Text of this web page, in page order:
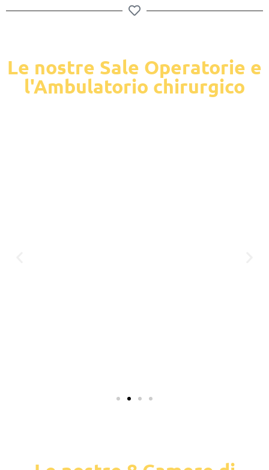
Le nostre Sale Operatorie e
l'Ambulatorio chirurgico